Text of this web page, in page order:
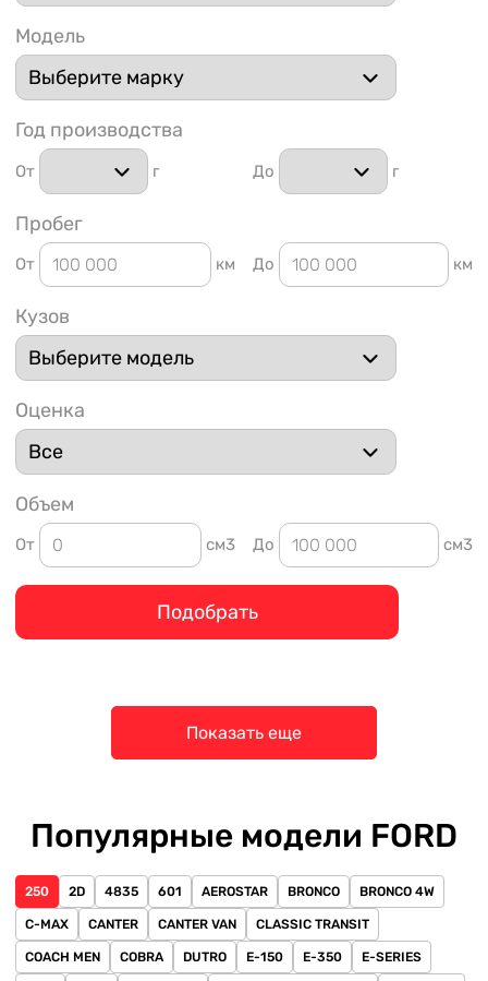
91
Модель
Год производства
От г До г
Пробег
От км До км
Кузов
Оценка
Объем
От см3 До см3
Подобрать
Показать еще
Популярные модели FORD
250 2D 4835 601 AEROSTAR BRONCO BRONCO 4W
C-MAX CANTER CANTER VAN CLASSIC TRANSIT
COACH MEN COBRA DUTRO E-150 E-350 E-SERIES